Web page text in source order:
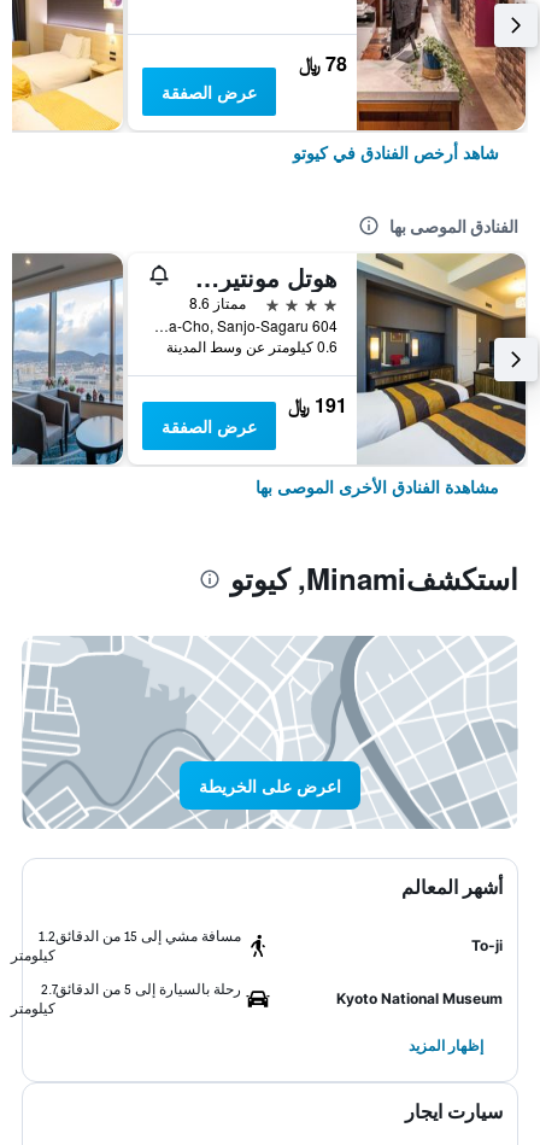
78 ﷼
عرض الصفقة
شاهد أرخص الفنادق في كيوتو
الفنادق الموصى بها
هوتل مونتيري كيوتو
4 نجوم
ممتاز 8.6
604 Manjuya-Cho, Sanjo-Sagaru, كيوتو, اليابان
0.6 كيلومتر عن وسط المدينة
191 ﷼
عرض الصفقة
مشاهدة الفنادق الأخرى الموصى بها
استكشفMinami, كيوتو
اعرض على الخريطة
أشهر المعالم
To-ji
مسافة مشي إلى 15 من الدقائق
1.2
كيلومتر
Kyoto National Museum
رحلة بالسيارة إلى 5 من الدقائق
2.7
كيلومتر
إظهار المزيد
سيارت ايجار